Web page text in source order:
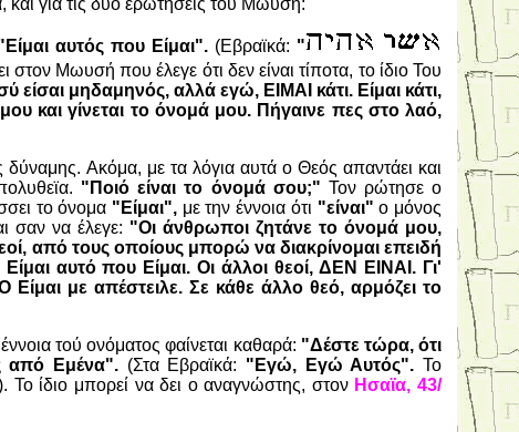
για τις δύο ερωτήσεις τού Μωυσή:
αυτός που Είμαι". (Εβραϊκά: "
στον Μωυσή που έλεγε ότι δεν είναι τίποτα, το ίδιο Του
είσαι μηδαμηνός, αλλά εγώ, ΕΙΜΑΙ κάτι. Είμαι κάτι,
και γίνεται το όνομά μου. Πήγαινε πες στο λαό,
Ακόμα, με τα λόγια αυτά ο Θεός απαντάει και
"Ποιό είναι το όνομά σου;" Τον ρώτησε ο
το όνομα "Είμαι", με την έννοια ότι "είναι"ο μόνος
σαν να έλεγε: "Οι άνθρωποι ζητάνε το όνομά μου,
από τους οποίους μπορώ να διακρίνομαι επειδή
αυτό που Είμαι. Οι άλλοι θεοί, ΔΕΝ ΕΙΝΑΙ. Γι'
με απέστειλε. Σε κάθε άλλο θεό, αρμόζει το
τού ονόματος φαίνεται καθαρά: "Δέστε τώρα, ότι
από Εμένα". (Στα Εβραϊκά: "Εγώ, Εγώ Αυτός". Το
Το ίδιο μπορεί να δει ο αναγνώστης, στον Ησαϊα, 43/